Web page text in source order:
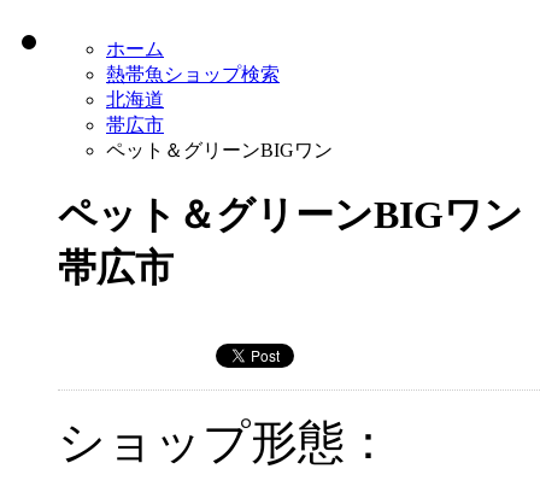
ホーム
熱帯魚ショップ検索
北海道
帯広市
ペット＆グリーンBIGワン
ペット＆グリーンBIGワン
帯広市
ショップ形態：